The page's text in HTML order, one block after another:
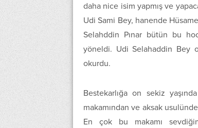
daha nice isim yapmış ve
Udi Sami Bey, hanende
Selahddin Pınar bütün bu
yöneldi. Udi Selahaddin Bey
okurdu.
Bestekarlığa on sekiz
makamından ve aksak
En çok bu makamı